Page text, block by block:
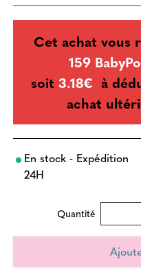
Cet achat vous
159
soit3.18€ à
achat
En stock - Expédition
24H
Quantité